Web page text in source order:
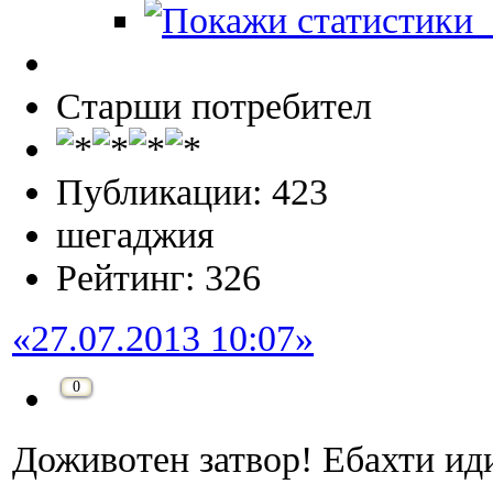
Старши потребител
Публикации: 423
шегаджия
Рейтинг: 326
«27.07.2013 10:07»
0
Доживотен затвор! Ебахти